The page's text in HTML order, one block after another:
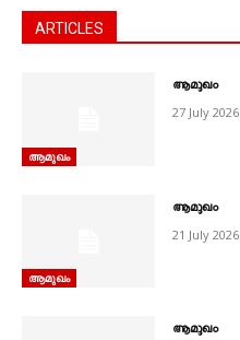
ARTICLES
ആമുഖം
ആമുഖം
27 July 2026
ആമുഖം
ആമുഖം
21 July 2026
ആമുഖം